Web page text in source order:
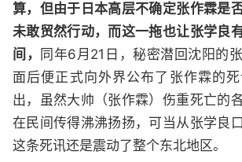
算，但由于日本高层不确定张作霖是
未敢贸然行动，而这一拖也让张学良
间，
同年6月21日，秘密潜回沈阳的
面后便正式向外界公布了张作霖的
出，虽然大帅（张作霖）伤重死亡的
在民间传得沸沸扬扬，可当从张学良
这条死讯还是震动了整个东北地区。